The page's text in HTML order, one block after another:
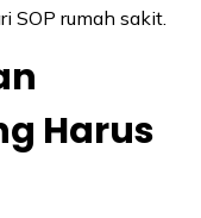
SOP rumah sakit.
Harus